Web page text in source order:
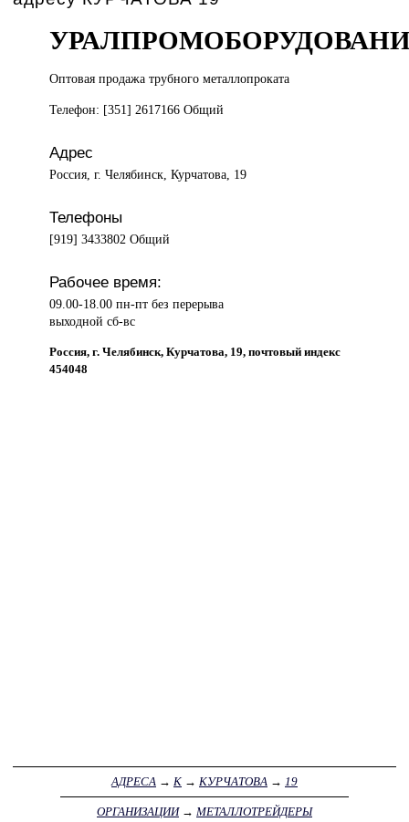
Оптовая продажатрубного металлопроката
Телефон: [351] 2617166 Общий
Адрес
Россия, г. Челябинск, Курчатова, 19
Телефоны
[919] 3433802 Общий
Рабочее время:
09.00-18.00 пн-пт без перерыва
выходной сб-вс
Россия, г. Челябинск, Курчатова, 19, почтовый индекс
454048
АДРЕСА → К → КУРЧАТОВА → 19
ОРГАНИЗАЦИИ→ МЕТАЛЛОТРЕЙДЕРЫ